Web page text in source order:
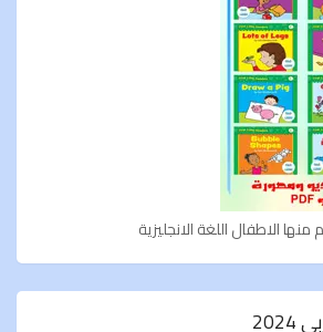
الاطفال اللغة الانجليزية